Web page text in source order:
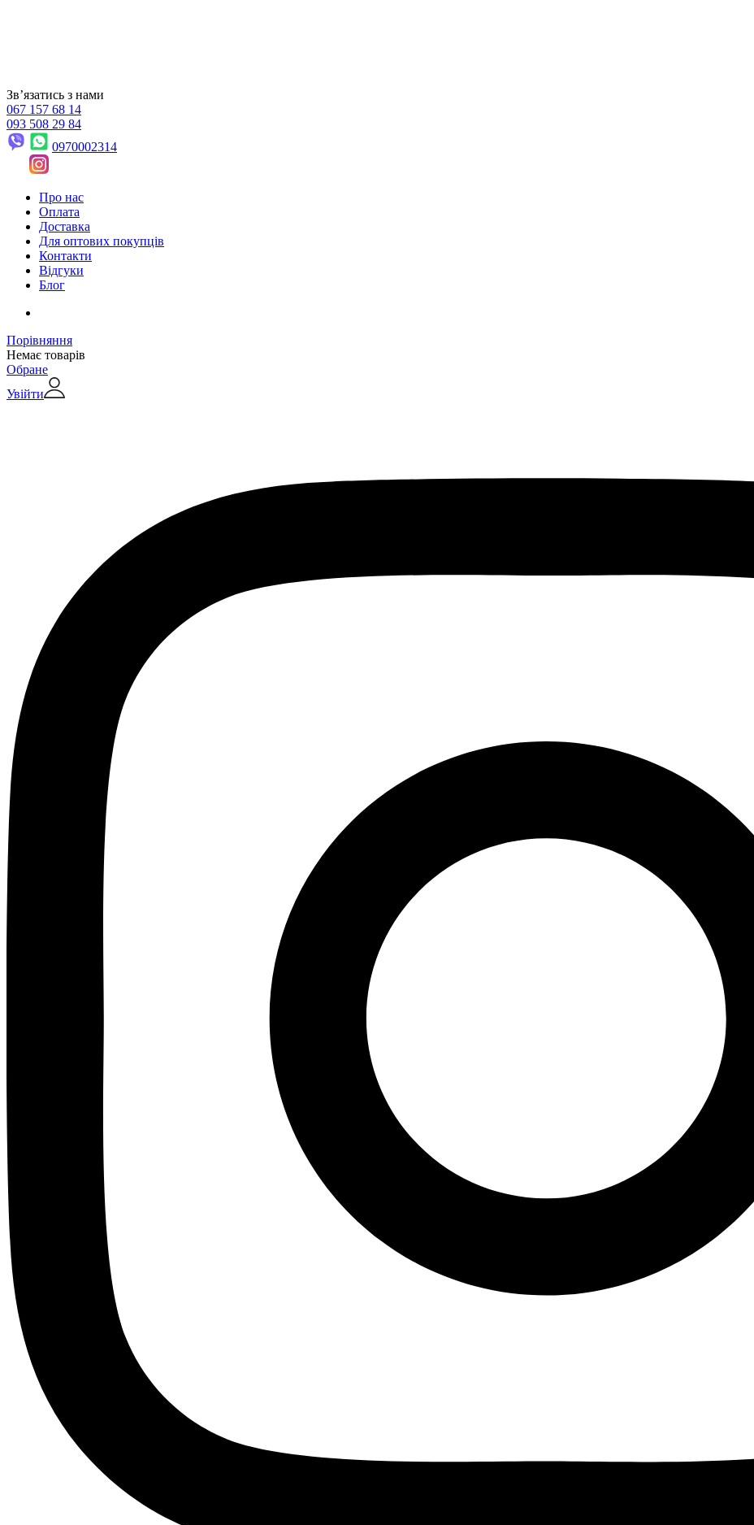
Звʼязатись з нами
067 157 68 14
093 508 29 84
0970002314
Про нас
Оплата
Доставка
Для оптових покупців
Контакти
Відгуки
Блог
Порівняння
Немає товарів
Обране
Увійти